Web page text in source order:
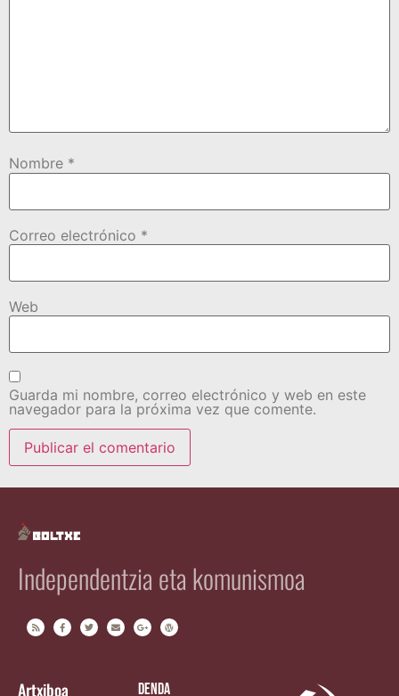
Nombre *
Correo electrónico *
Web
Guarda mi nombre, correo electrónico y web en este
navegador para la próxima vez que comente.
Independentzia eta komunismoa
Artxiboa Denda